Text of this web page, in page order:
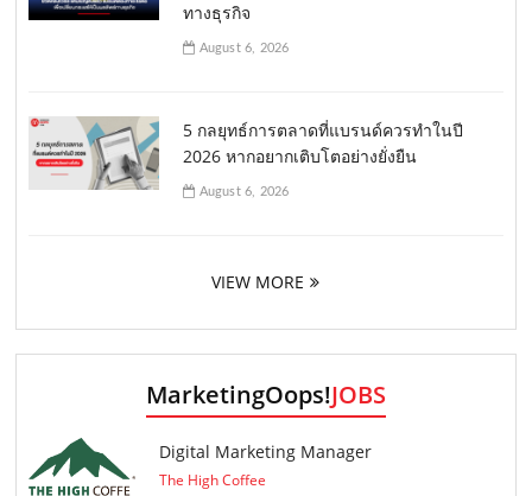
ทางธุรกิจ
August 6, 2026
5 กลยุทธ์การตลาดที่แบรนด์ควรทำในปี
2026 หากอยากเติบโตอย่างยั่งยืน
August 6, 2026
VIEW MORE
MarketingOops!JOBS
Digital Marketing Manager
The High Coffee